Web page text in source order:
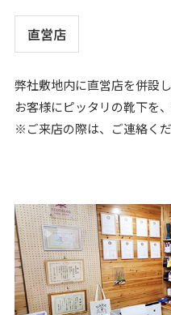
ITを活用し、優れた業績
IT百撰」に選定される
2016年11月
歩きやすく疲れにくいビ
彰・奨励賞受賞
奈良県社員・シャイン職
奈良発キラリと光るもの
（奈良県地域産業振興総
奈良県中小企業団体中央
掲載
直営店
弊社敷地内に直営店を併設し
お客様にピッタリの靴下を
※ご来店の際は、ご連絡くだ